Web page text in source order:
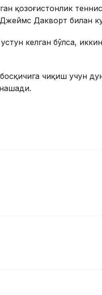
қозоғистонлик
Джеймс Дакворт билан
келган бўлса,
чиқиш учун